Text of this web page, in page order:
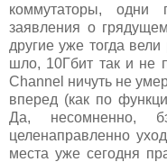
коммутаторы, одни
заявления о
другие уже тогда
шло, 10Гбит так и не
Channel ничуть не
вперед (как по
Да, несомненно,
целенаправленно
места уже сегодня